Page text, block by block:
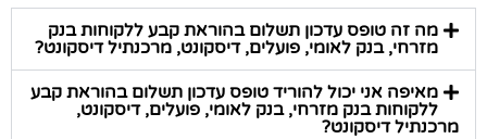
מה זה טופס עדכון תשלום בהוראת קבע ללקוחות בנק
מזרחי, בנק לאומי, פועלים, דיסקונט, מרכנתיל דיסקונט?
מאיפה אני יכול להוריד טופס עדכון תשלום בהוראת קבע
ללקוחות בנק מזרחי, בנק לאומי, פועלים, דיסקונט,
מרכנתיל דיסקונט?